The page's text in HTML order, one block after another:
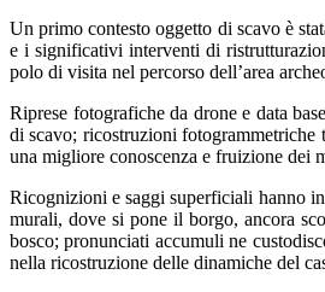
Un primo contesto oggetto di scavo è
e i significativi interventi di
polo di visita nel percorso dell’area
Riprese fotografiche da drone e data
di scavo; ricostruzioni fotogrammetriche
una migliore conoscenza e fruizione dei
Ricognizioni e saggi superficiali hanno
murali, dove si pone il borgo, ancora
bosco; pronunciati accumuli ne
nella ricostruzione delle dinamiche del